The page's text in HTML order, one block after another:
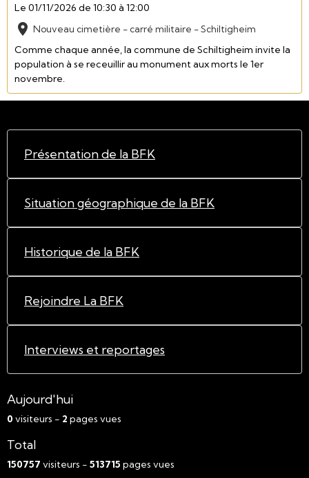
Le 01/11/2026 de 10:30 à 12:00
Nouveau cimetière - carré militaire - Schiltigheim
Comme chaque année, la commune de Schiltigheim invite la
population à se receuillir au monument aux morts le 1er
novembre.
Présentation de la BFK
Situation géographique de la BFK
Historique de la BFK
Rejoindre La BFK
Interviews et reportages
Aujourd'hui
0 visiteurs - 2 pages vues
Total
150757 visiteurs - 513715 pages vues